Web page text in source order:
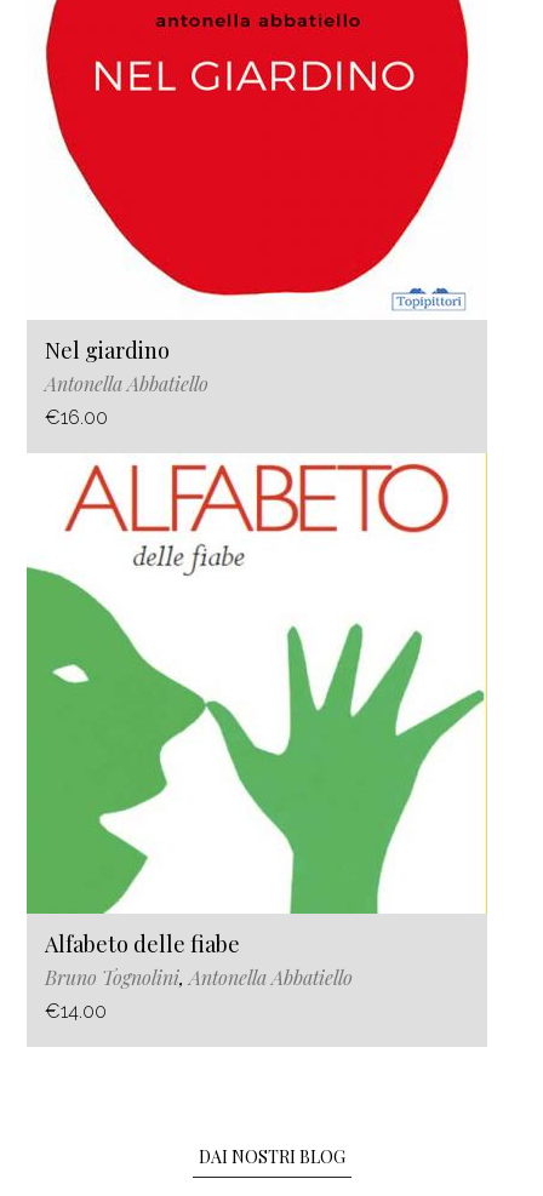
Nel giardino
Antonella Abbatiello
€16.00
Alfabeto delle fiabe
Bruno Tognolini, Antonella Abbatiello
€14.00
DAI NOSTRI BLOG